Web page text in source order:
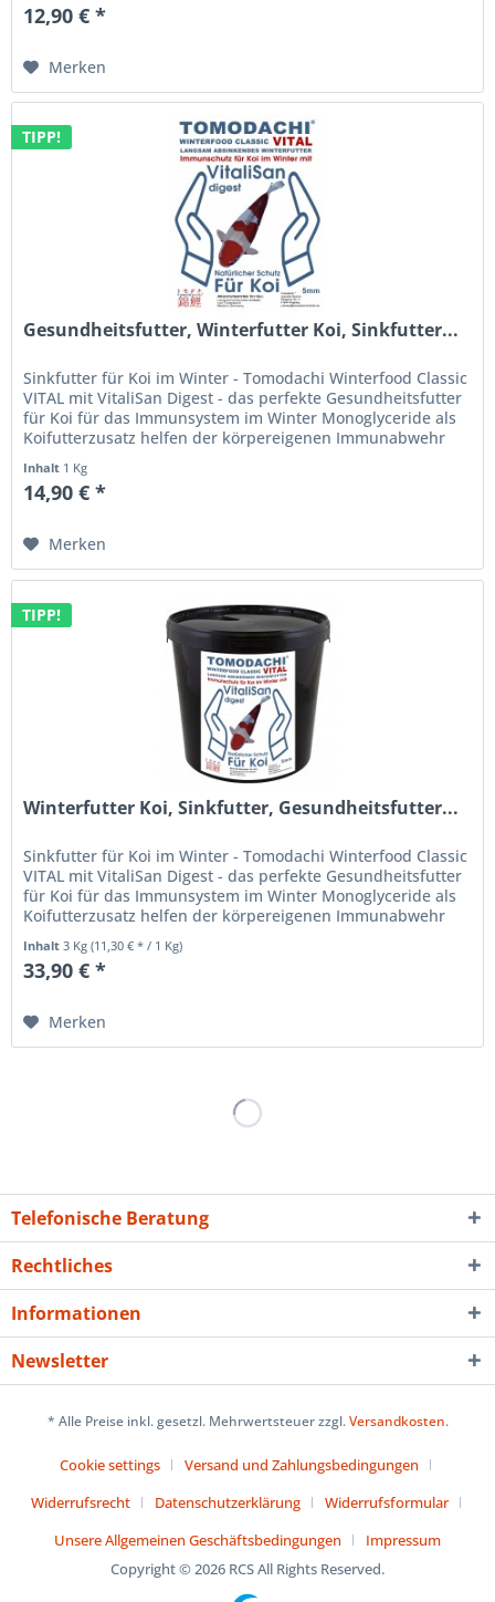
12,90 € *
Merken
TIPP!
Gesundheitsfutter, Winterfutter Koi, Sinkfutter...
Sinkfutter für Koi im Winter - Tomodachi Winterfood Classic
VITAL mit VitaliSan Digest - das perfekte Gesundheitsfutter
für Koi für das Immunsystem im Winter Monoglyceride als
Koifutterzusatz helfen der körpereigenen Immunabwehr
Inhalt 1 Kg
14,90 € *
Merken
TIPP!
Winterfutter Koi, Sinkfutter, Gesundheitsfutter...
Sinkfutter für Koi im Winter - Tomodachi Winterfood Classic
VITAL mit VitaliSan Digest - das perfekte Gesundheitsfutter
für Koi für das Immunsystem im Winter Monoglyceride als
Koifutterzusatz helfen der körpereigenen Immunabwehr
Inhalt3 Kg(11,30 € * / 1 Kg)
33,90 € *
Merken
Telefonische Beratung
Rechtliches
Informationen
Newsletter
* Alle Preise inkl. gesetzl. Mehrwertsteuer zzgl.Versandkosten.
Cookie settings
Versand und Zahlungsbedingungen
Widerrufsrecht
Datenschutzerklärung
Widerrufsformular
Unsere Allgemeinen Geschäftsbedingungen
Impressum
Copyright © 2026 RCS All Rights Reserved.